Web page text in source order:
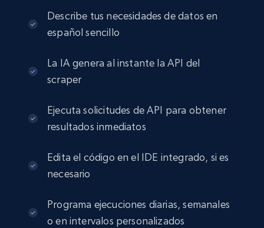
Describe tus necesidades de datos en
español sencillo
La IA genera al instante la API del
scraper
Ejecuta solicitudes de API para obtener
resultados inmediatos
Edita el código en el IDE integrado, si es
necesario
Programa ejecuciones diarias, semanales
o en intervalos personalizados